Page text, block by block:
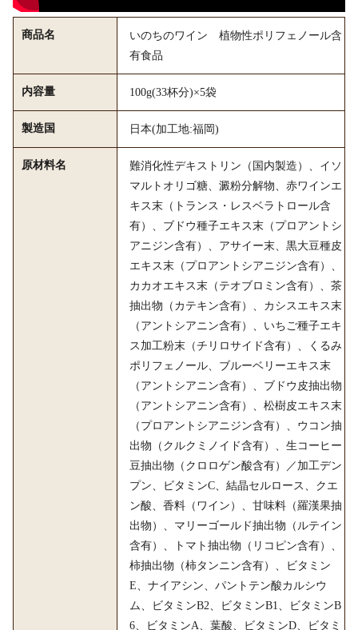
商品名
いのちのワイン 植物性ポリフェノール含
有食品
内容量 100g(33杯分)×5袋
製造国 日本(加工地:福岡)
原材料名
難消化性デキストリン（国内製造）、イソ
マルトオリゴ糖、澱粉分解物、赤ワインエ
キス末（トランス・レスベラトロール含
有）、ブドウ種子エキス末（プロアントシ
アニジン含有）、アサイー末、黒大豆種皮
エキス末（プロアントシアニジン含有）、
カカオエキス末（テオブロミン含有）、茶
抽出物（カテキン含有）、カシスエキス末
（アントシアニン含有）、いちご種子エキ
ス加工粉末（チリロサイド含有）、くるみ
ポリフェノール、ブルーベリーエキス末
（アントシアニン含有）、ブドウ皮抽出物
（アントシアニン含有）、松樹皮エキス末
（プロアントシアニジン含有）、ウコン抽
出物（クルクミノイド含有）、生コーヒー
豆抽出物（クロロゲン酸含有）／加工デン
プン、ビタミンC、結晶セルロース、クエ
ン酸、香料（ワイン）、甘味料（羅漢果抽
出物）、マリーゴールド抽出物（ルテイン
含有）、トマト抽出物（リコピン含有）、
柿抽出物（柿タンニン含有）、ビタミン
E、ナイアシン、パントテン酸カルシウ
ム、ビタミンB2、ビタミンB1、ビタミンB
6、ビタミンA、葉酸、ビタミンD、ビタミ